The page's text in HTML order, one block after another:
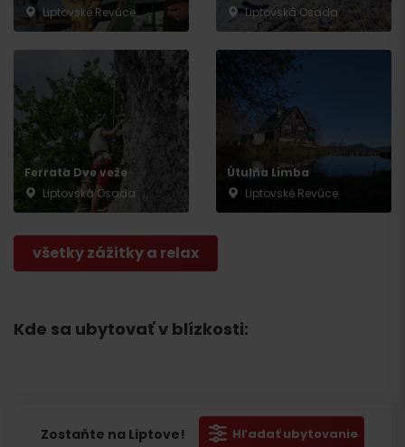
Liptovské Revúce
Liptovská Osada
Ferrata Dve veže
Liptovská Osada
Útulňa Limba
Liptovské Revúce
všetky zážitky a relax
Kde sa ubytovať v blízkosti:
Zostaňte na Liptove! Hľadať ubytovanie